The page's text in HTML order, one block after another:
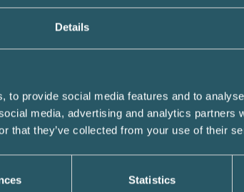
Details
to provide social media features and to
media, advertising and analytics partners
that they’ve collected from your use of their
Statistics